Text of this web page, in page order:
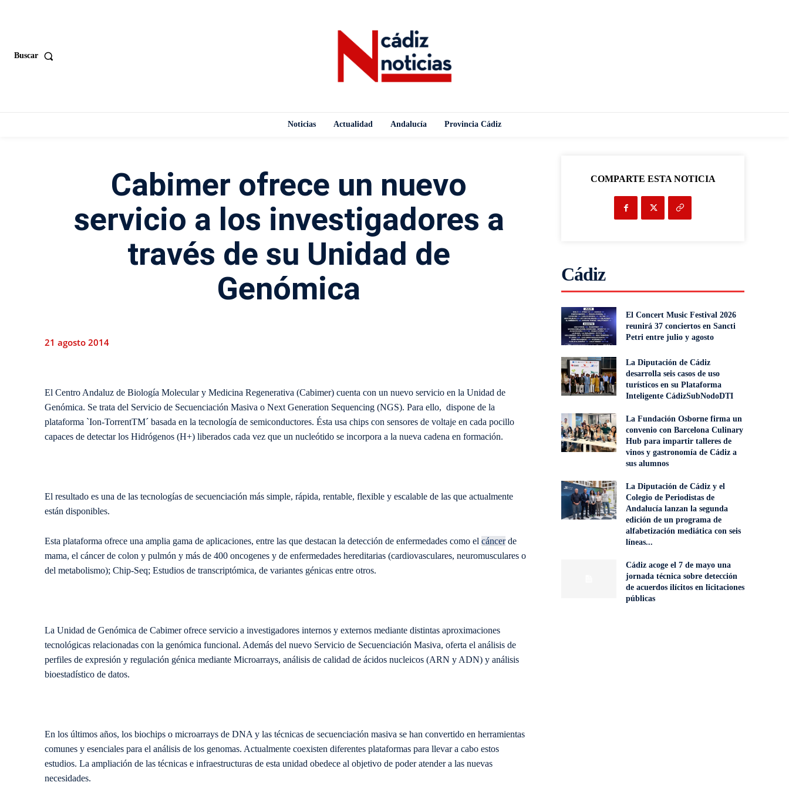
Buscar
Noticias Actualidad Andalucía Provincia Cádiz
Cabimer ofrece un nuevo
servicio a los investigadores a
través de su Unidad de
Genómica
21 agosto 2014
El Centro Andaluz de Biología Molecular y Medicina Regenerativa (Cabimer) cuenta con un nuevo servicio en la Unidad de
Genómica. Se trata del Servicio de Secuenciación Masiva o Next Generation Sequencing (NGS). Para ello, dispone de la
plataforma `Ion-TorrentTM´ basada en la tecnología de semiconductores. Ésta usa chips con sensores de voltaje en cada pocillo
capaces de detectar los Hidrógenos (H+) liberados cada vez que un nucleótido se incorpora a la nueva cadena en formación.
El resultado es una de las tecnologías de secuenciación más simple, rápida, rentable, flexible y escalable de las que actualmente
están disponibles.
Esta plataforma ofrece una amplia gama de aplicaciones, entre las que destacan la detección de enfermedades como el cáncerde
mama, el cáncer de colon y pulmón y más de 400 oncogenes y de enfermedades hereditarias (cardiovasculares, neuromusculares o
del metabolismo); Chip-Seq; Estudios de transcriptómica, de variantes génicas entre otros.
La Unidad de Genómica de Cabimer ofrece servicio a investigadores internos y externos mediante distintas aproximaciones
tecnológicas relacionadas con la genómica funcional. Además del nuevo Servicio de Secuenciación Masiva, oferta el análisis de
perfiles de expresión y regulación génica mediante Microarrays, análisis de calidad de ácidos nucleicos (ARN y ADN) y análisis
bioestadístico de datos.
En los últimos años, los biochips o microarrays de DNA y las técnicas de secuenciación masiva se han convertido en herramientas
comunes y esenciales para el análisis de los genomas. Actualmente coexisten diferentes plataformas para llevar a cabo estos
estudios. La ampliación de las técnicas e infraestructuras de esta unidad obedece al objetivo de poder atender a las nuevas
necesidades.
COMPARTE ESTA NOTICIA
Cádiz
El Concert Music Festival 2026
reunirá 37 conciertos en Sancti
Petri entre julio y agosto
La Diputación de Cádiz
desarrolla seis casos de uso
turísticos en su Plataforma
Inteligente CádizSubNodoDTI
La Fundación Osborne firma un
convenio con Barcelona Culinary
Hub para impartir talleres de
vinos y gastronomía de Cádiz a
sus alumnos
La Diputación de Cádiz y el
Colegio de Periodistas de
Andalucía lanzan la segunda
edición de un programa de
alfabetización mediática con seis
líneas...
Cádiz acoge el 7 de mayo una
jornada técnica sobre detección
de acuerdos ilícitos en licitaciones
públicas